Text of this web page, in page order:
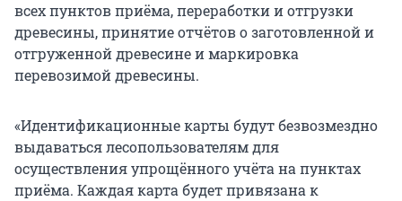
всех пунктов приёма, переработки и отгрузки
древесины, принятие отчётов о заготовленной и
отгруженной древесине и маркировка
перевозимой древесины.
«Идентификационные карты будут безвозмездно
выдаваться лесопользователям для
осуществления упрощённого учёта на пунктах
приёма. Каждая карта будет привязана к